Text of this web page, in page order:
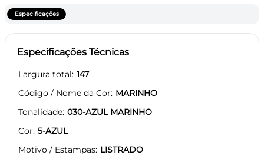
Especificações
Especificações Técnicas
Largura total 147
Código / Nome da Cor MARINHO
Tonalidade 030-AZUL MARINHO
Cor 5-AZUL
Motivo / Estampas LISTRADO